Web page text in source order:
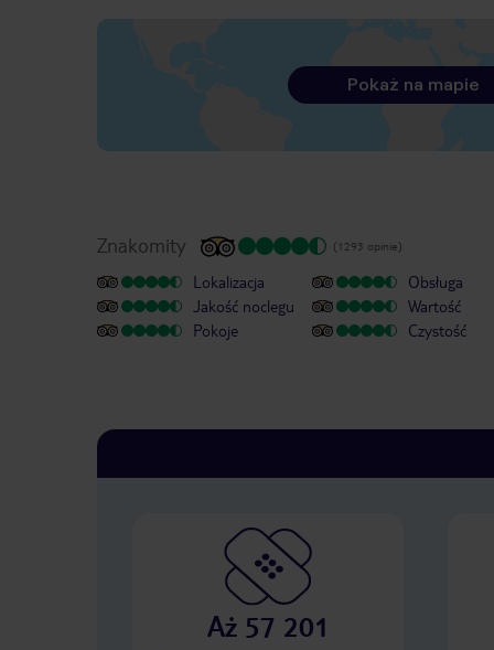
Pokaż na mapie
Znakomity (1293 opinie)
Lokalizacja
Jakość noclegu
Pokoje
Obsługa
Wartość
Czystość
Aż 57 201